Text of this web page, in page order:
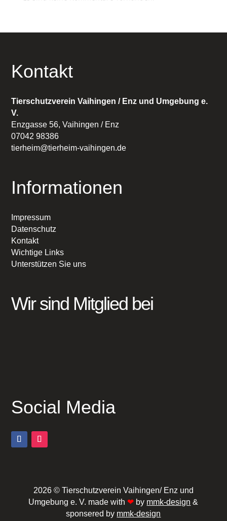
Kontakt
Tierschutzverein Vaihingen / Enz und Umgebung e.
V.
Enzgasse 56, Vaihingen / Enz
07042 98386
tierheim@tierheim-vaihingen.de
Informationen
Impressum
Datenschutz
Kontakt
Wichtige Links
Unterstützen Sie uns
Wir sind Mitglied bei
Social Media
2026 © Tierschutzverein Vaihingen/ Enz und
Umgebung e. V. made with ❤ by mmk-design &
sponsered by mmk-design